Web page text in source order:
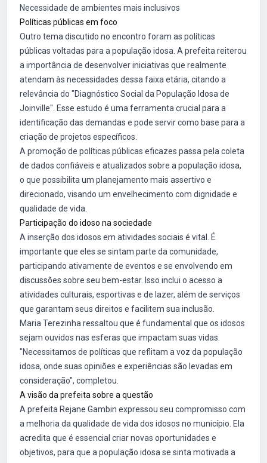
Necessidade de ambientes mais inclusivos
Políticas públicas em foco
Outro tema discutido no encontro foram as políticas
públicas voltadas para a população idosa. A prefeita reiterou
a importância de desenvolver iniciativas que realmente
atendam às necessidades dessa faixa etária, citando a
relevância do "Diagnóstico Social da População Idosa de
Joinville". Esse estudo é uma ferramenta crucial para a
identificação das demandas e pode servir como base para a
criação de projetos específicos.
A promoção de políticas públicas eficazes passa pela coleta
de dados confiáveis e atualizados sobre a população idosa,
o que possibilita um planejamento mais assertivo e
direcionado, visando um envelhecimento com dignidade e
qualidade de vida.
Participação do idoso na sociedade
A inserção dos idosos em atividades sociais é vital. É
importante que eles se sintam parte da comunidade,
participando ativamente de eventos e se envolvendo em
discussões sobre seu bem-estar. Isso inclui o acesso a
atividades culturais, esportivas e de lazer, além de serviços
que garantam seus direitos e facilitem sua inclusão.
Maria Terezinha ressaltou que é fundamental que os idosos
sejam ouvidos nas esferas que impactam suas vidas.
"Necessitamos de políticas que reflitam a voz da população
idosa, onde suas opiniões e experiências são levadas em
consideração", completou.
A visão da prefeita sobre a questão
A prefeita Rejane Gambin expressou seu compromisso com
a melhoria da qualidade de vida dos idosos no município. Ela
acredita que é essencial criar novas oportunidades e
objetivos, para que a população idosa se sinta motivada a